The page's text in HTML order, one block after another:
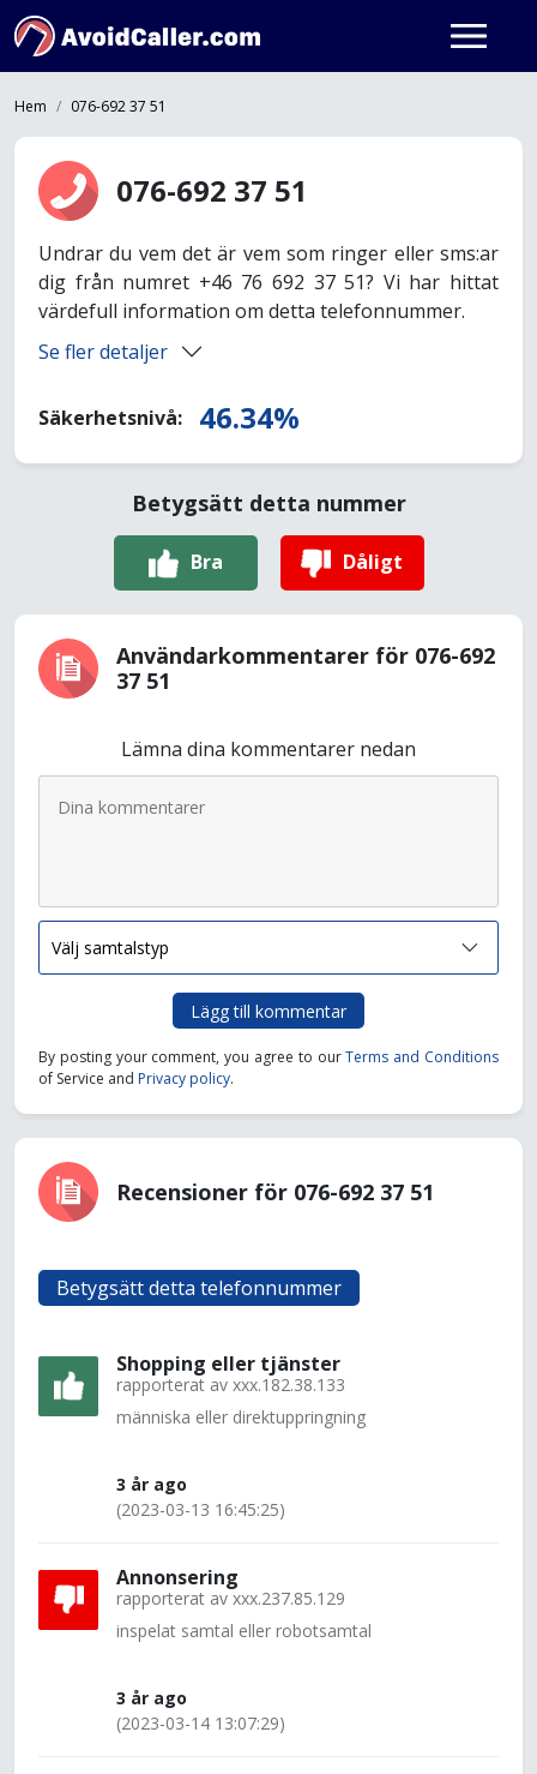
Hem 076-692 37 51
076-692 37 51
Undrar du vem det är vem som ringer eller sms:ar
dig från numret +46 76 692 37 51? Vi har hittat
värdefull information om detta telefonnummer.
Se fler detaljer
Säkerhetsnivå: 46.34%
Betygsätt detta nummer
Bra Dåligt
Användarkommentarer för 076-692
37 51
Lämna dina kommentarer nedan
Lägg till kommentar
By posting your comment, you agree to ourTerms and Conditions
of Service and Privacy policy.
Recensioner för 076-692 37 51
Betygsätt detta telefonnummer
Shopping eller tjänster
rapporterat av xxx.182.38.133
människa eller direktuppringning
3 år ago
(2023-03-13 16:45:25)
Annonsering
rapporterat av xxx.237.85.129
inspelat samtal eller robotsamtal
3 år ago
(2023-03-14 13:07:29)